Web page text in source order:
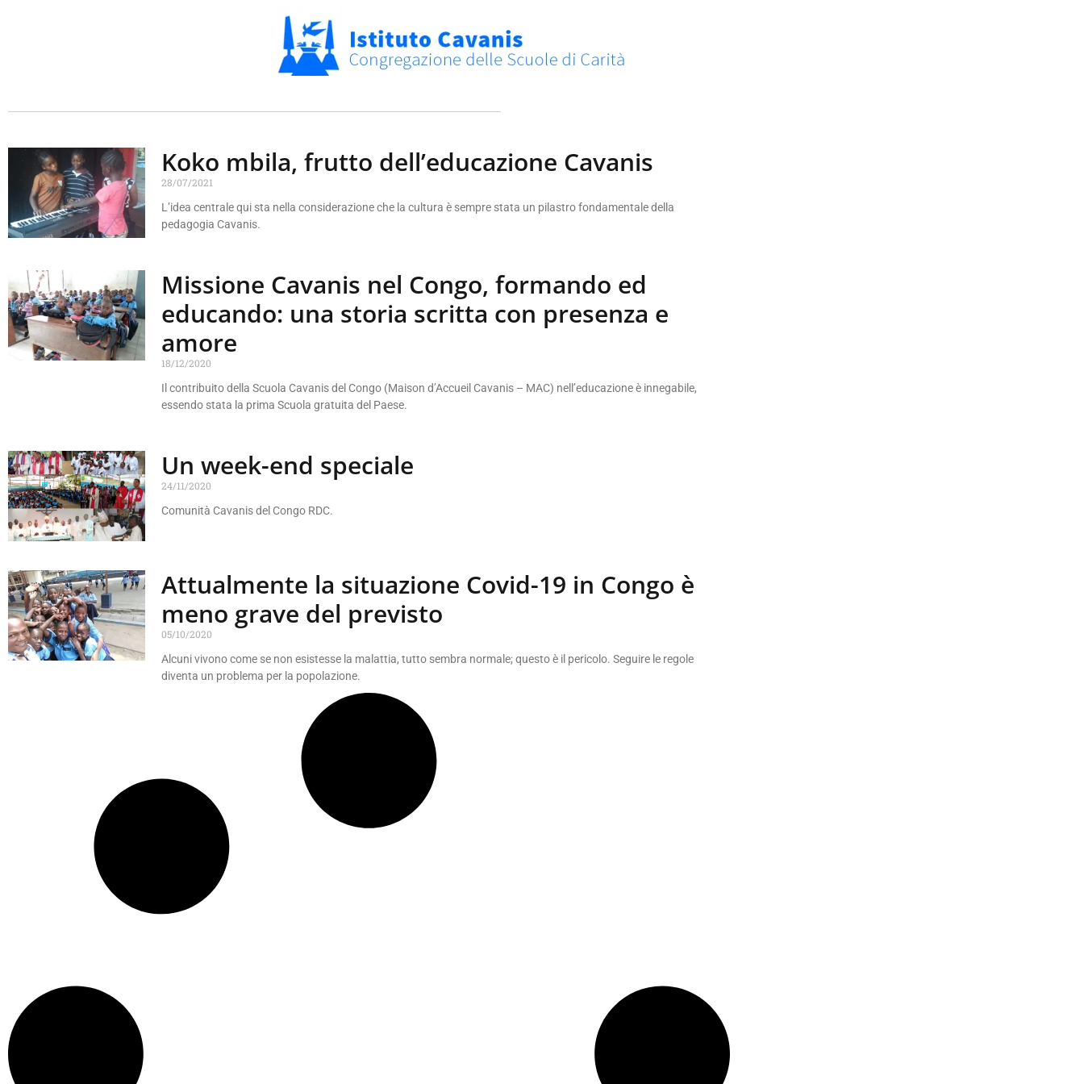
Koko mbila, frutto dell’educazione Cavanis
28/07/2021
L’idea centrale qui sta nella considerazione che la cultura è sempre stata un pilastro fondamentale della
pedagogia Cavanis.
Missione Cavanis nel Congo, formando ed
educando: una storia scritta con presenza e
amore
18/12/2020
Il contribuito della Scuola Cavanis del Congo (Maison d’Accueil Cavanis – MAC) nell’educazione è innegabile,
essendo stata la prima Scuola gratuita del Paese.
Un week-end speciale
24/11/2020
Comunità Cavanis del Congo RDC.
Attualmente la situazione Covid-19 in Congo è
meno grave del previsto
05/10/2020
Alcuni vivono come se non esistesse la malattia, tutto sembra normale; questo è il pericolo. Seguire le regole
diventa un problema per la popolazione.